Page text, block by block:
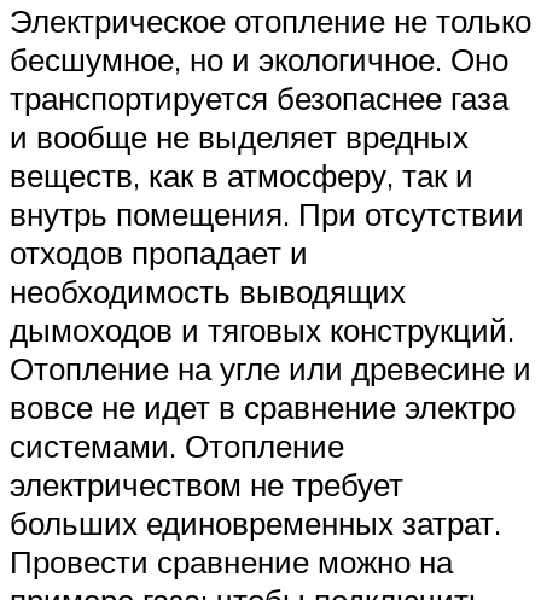
Электрическое отопление не только
бесшумное, но и экологичное. Оно
транспортируется безопаснее газа
и вообще не выделяет вредных
веществ, как в атмосферу, так и
внутрь помещения. При отсутствии
отходов пропадает и
необходимость выводящих
дымоходов и тяговых конструкций.
Отопление на угле или древесине и
вовсе не идет в сравнение электро
системами. Отопление
электричеством не требует
больших единовременных затрат.
Провести сравнение можно на